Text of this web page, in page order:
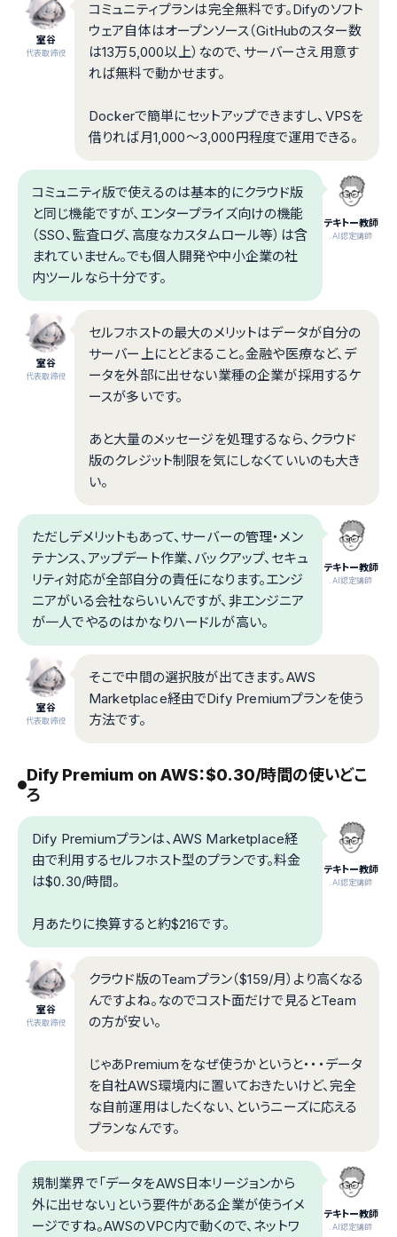
室谷
代表取締役
コミュニティプランは完全無料です。Difyのソフト
ウェア自体はオープンソース（GitHubのスター数
は13万5,000以上）なので、サーバーさえ用意す
れば無料で動かせます。
Dockerで簡単にセットアップできますし、VPSを
借りれば月1,000〜3,000円程度で運用できる。
テキトー教師
.AI認定講師
コミュニティ版で使えるのは基本的にクラウド版
と同じ機能ですが、エンタープライズ向けの機能
（SSO、監査ログ、高度なカスタムロール等）は含
まれていません。でも個人開発や中小企業の社
内ツールなら十分です。
室谷
代表取締役
セルフホストの最大のメリットはデータが自分の
サーバー上にとどまること。金融や医療など、デ
ータを外部に出せない業種の企業が採用するケ
ースが多いです。
あと大量のメッセージを処理するなら、クラウド
版のクレジット制限を気にしなくていいのも大き
い。
テキトー教師
.AI認定講師
ただしデメリットもあって、サーバーの管理・メン
テナンス、アップデート作業、バックアップ、セキュ
リティ対応が全部自分の責任になります。エンジ
ニアがいる会社ならいいんですが、非エンジニア
が一人でやるのはかなりハードルが高い。
室谷
代表取締役
そこで中間の選択肢が出てきます。AWS
Marketplace経由でDify Premiumプランを使う
方法です。
Dify Premium on AWS：$0.30/時間の使いどこ
ろ
テキトー教師
.AI認定講師
Dify Premiumプランは、AWS Marketplace経
由で利用するセルフホスト型のプランです。料金
は$0.30/時間。
月あたりに換算すると約$216です。
室谷
代表取締役
クラウド版のTeamプラン（$159/月）より高くなる
んですよね。なのでコスト面だけで見るとTeam
の方が安い。
じゃあPremiumをなぜ使うかというと・・・データ
を自社AWS環境内に置いておきたいけど、完全
な自前運用はしたくない、というニーズに応える
プランなんです。
テキトー教師
.AI認定講師
規制業界で「データをAWS日本リージョンから
外に出せない」という要件がある企業が使うイメ
ージですね。AWSのVPC内で動くので、ネットワ